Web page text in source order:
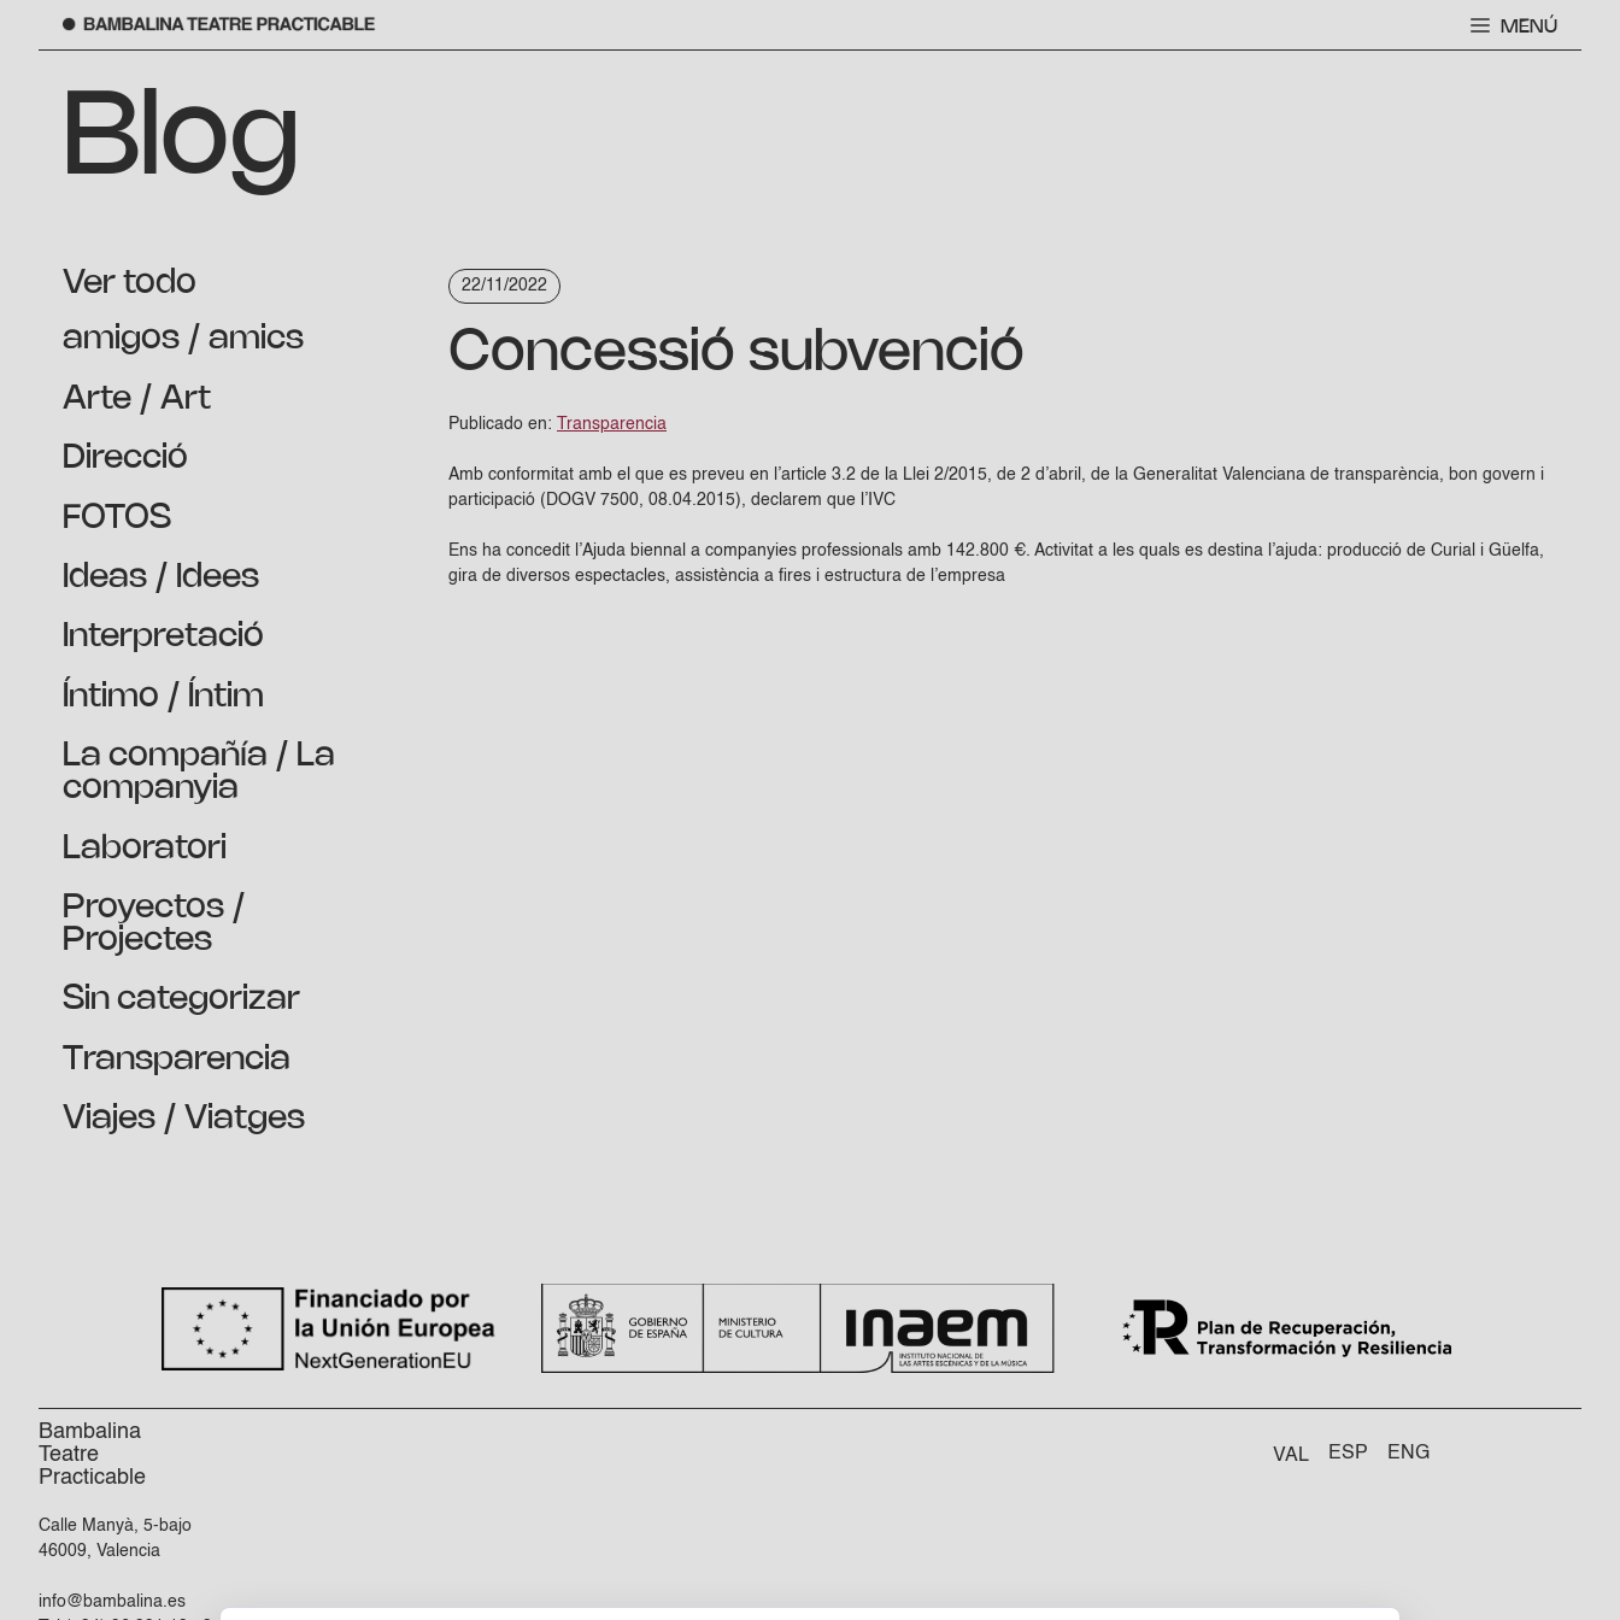
MENÚ
Blog
Ver todo
amigos / amics
Arte / Art
Direcció
FOTOS
Ideas / Idees
Interpretació
Íntimo / Íntim
La compañía / La
companyia
Laboratori
Proyectos /
Projectes
Sin categorizar
Transparencia
Viajes / Viatges
22/11/2022
Concessió subvenció
Publicado en: Transparencia
Amb conformitat amb el que es preveu en l’article 3.2 de la Llei 2/2015, de 2 d’abril, de la Generalitat Valenciana de transparència, bon govern i
participació (DOGV 7500, 08.04.2015), declarem que l’IVC
Ens ha concedit l’Ajuda biennal a companyies professionals amb 142.800 €. Activitat a les quals es destina l’ajuda: producció de Curial i Güelfa,
gira de diversos espectacles, assistència a fires i estructura de l’empresa
Bambalina
Teatre
Practicable
Calle Manyà, 5-bajo
46009, Valencia
info@bambalina.es
VAL ESP ENG